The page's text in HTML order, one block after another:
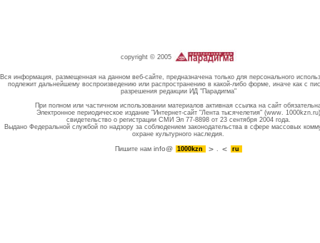
copyright © 2005
Вся информация, размещенная на данном веб-сайте, предназначена только для персонального
подлежит дальнейшему воспроизведению или распространению в какой-либо форме, иначе как с
разрешения редакции ИД "Парадигма"
При полном или частичном использовании материалов активная ссылка на сайт
Электронное периодическое издание "Интернет-сайт "Лента тысячелетия" (www. 1000kzn.ru)
свидетельство о регистрации СМИ Эл 77-8898 от 23 сентября 2004 года.
Выдано Федеральной службой по надзору за соблюдением законодательства в сфере массовых
охране культурного наследия.
Пишите намinfo@ 1000kzn . ru